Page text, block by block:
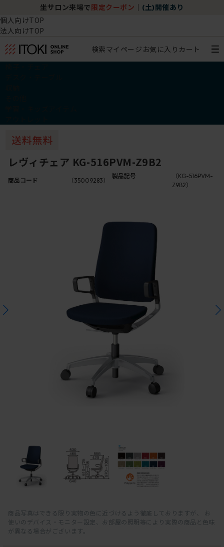
坐サロン来場で 限定クーポン (土)開催あり
個人向けTOP
法人向けTOP
検索マイページ お気に入り カート
レヴィチェア KG-516PVM-Z9B2
商品コード （35009283）
製品記号
（KG-516PVM-
Z9B2）
商品写真はできる限り実物の色に近づけるよう徹底しておりますが、 お
使いのデバイス・モニター設定、お部屋の照明等により実際の商品と色味
が異なる場合がございます。